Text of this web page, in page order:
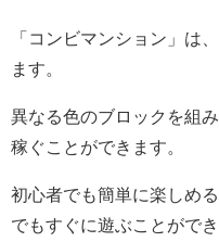
「コンビマンション」は
ます。
異なる色のブロックを組
稼ぐことができます。
初心者でも簡単に楽しめ
でもすぐに遊ぶことができ